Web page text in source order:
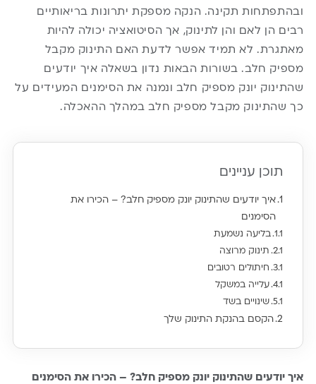
ובהתפתחות תקינה. הנקה מספקת יתרונות בריאותיים
רבים הן לאם והן לתינוק, אך הסיטואציה יכולה להיות
מאתגרת. לא תמיד אפשר לדעת האם התינוק מקבל
מספיק חלב. בשורות הבאות נדון בשאלה איך יודעים
שהתינוק יונק מספיק חלב ונמנה את הסימנים המעידים על
כך שהתינוק מקבל מספיק חלב במהלך ההאכלה.
תוכן עניינים
איך יודעים שהתינוק יונק מספיק חלב? – הכירו את
הסימנים
בליעה נשמעת
תינוק מרוצה
חיתולים רטובים
עלייה במשקל
שינויים בשד
הקסם בהנקת התינוק שלך
איך יודעים שהתינוק יונק מספיק חלב? – הכירו את הסימנים